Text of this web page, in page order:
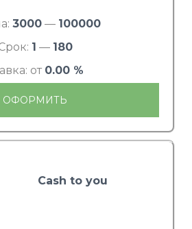
3000— 100000
1 — 180
от 0.00 %
ОФОРМИТЬ
Cash to you